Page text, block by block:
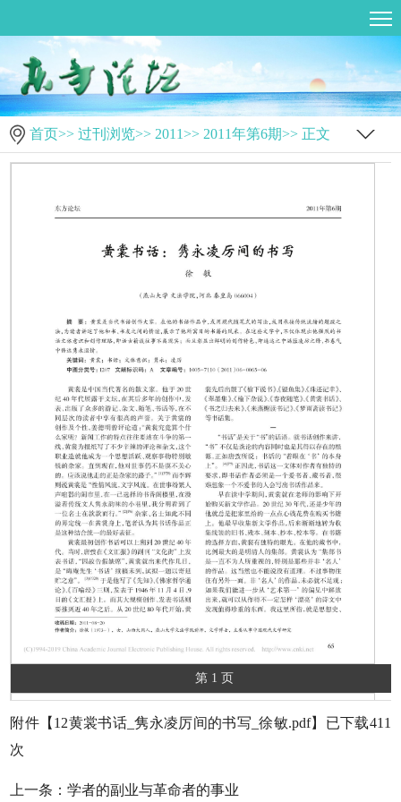
首页>> 过刊浏览>> 2011>> 2011年第6期>> 正文
第 1 页
附件【 12黄裳书话_隽永凌厉间的书写_徐敏.pdf】已下载411
次
上一条：学者的副业与革命者的事业